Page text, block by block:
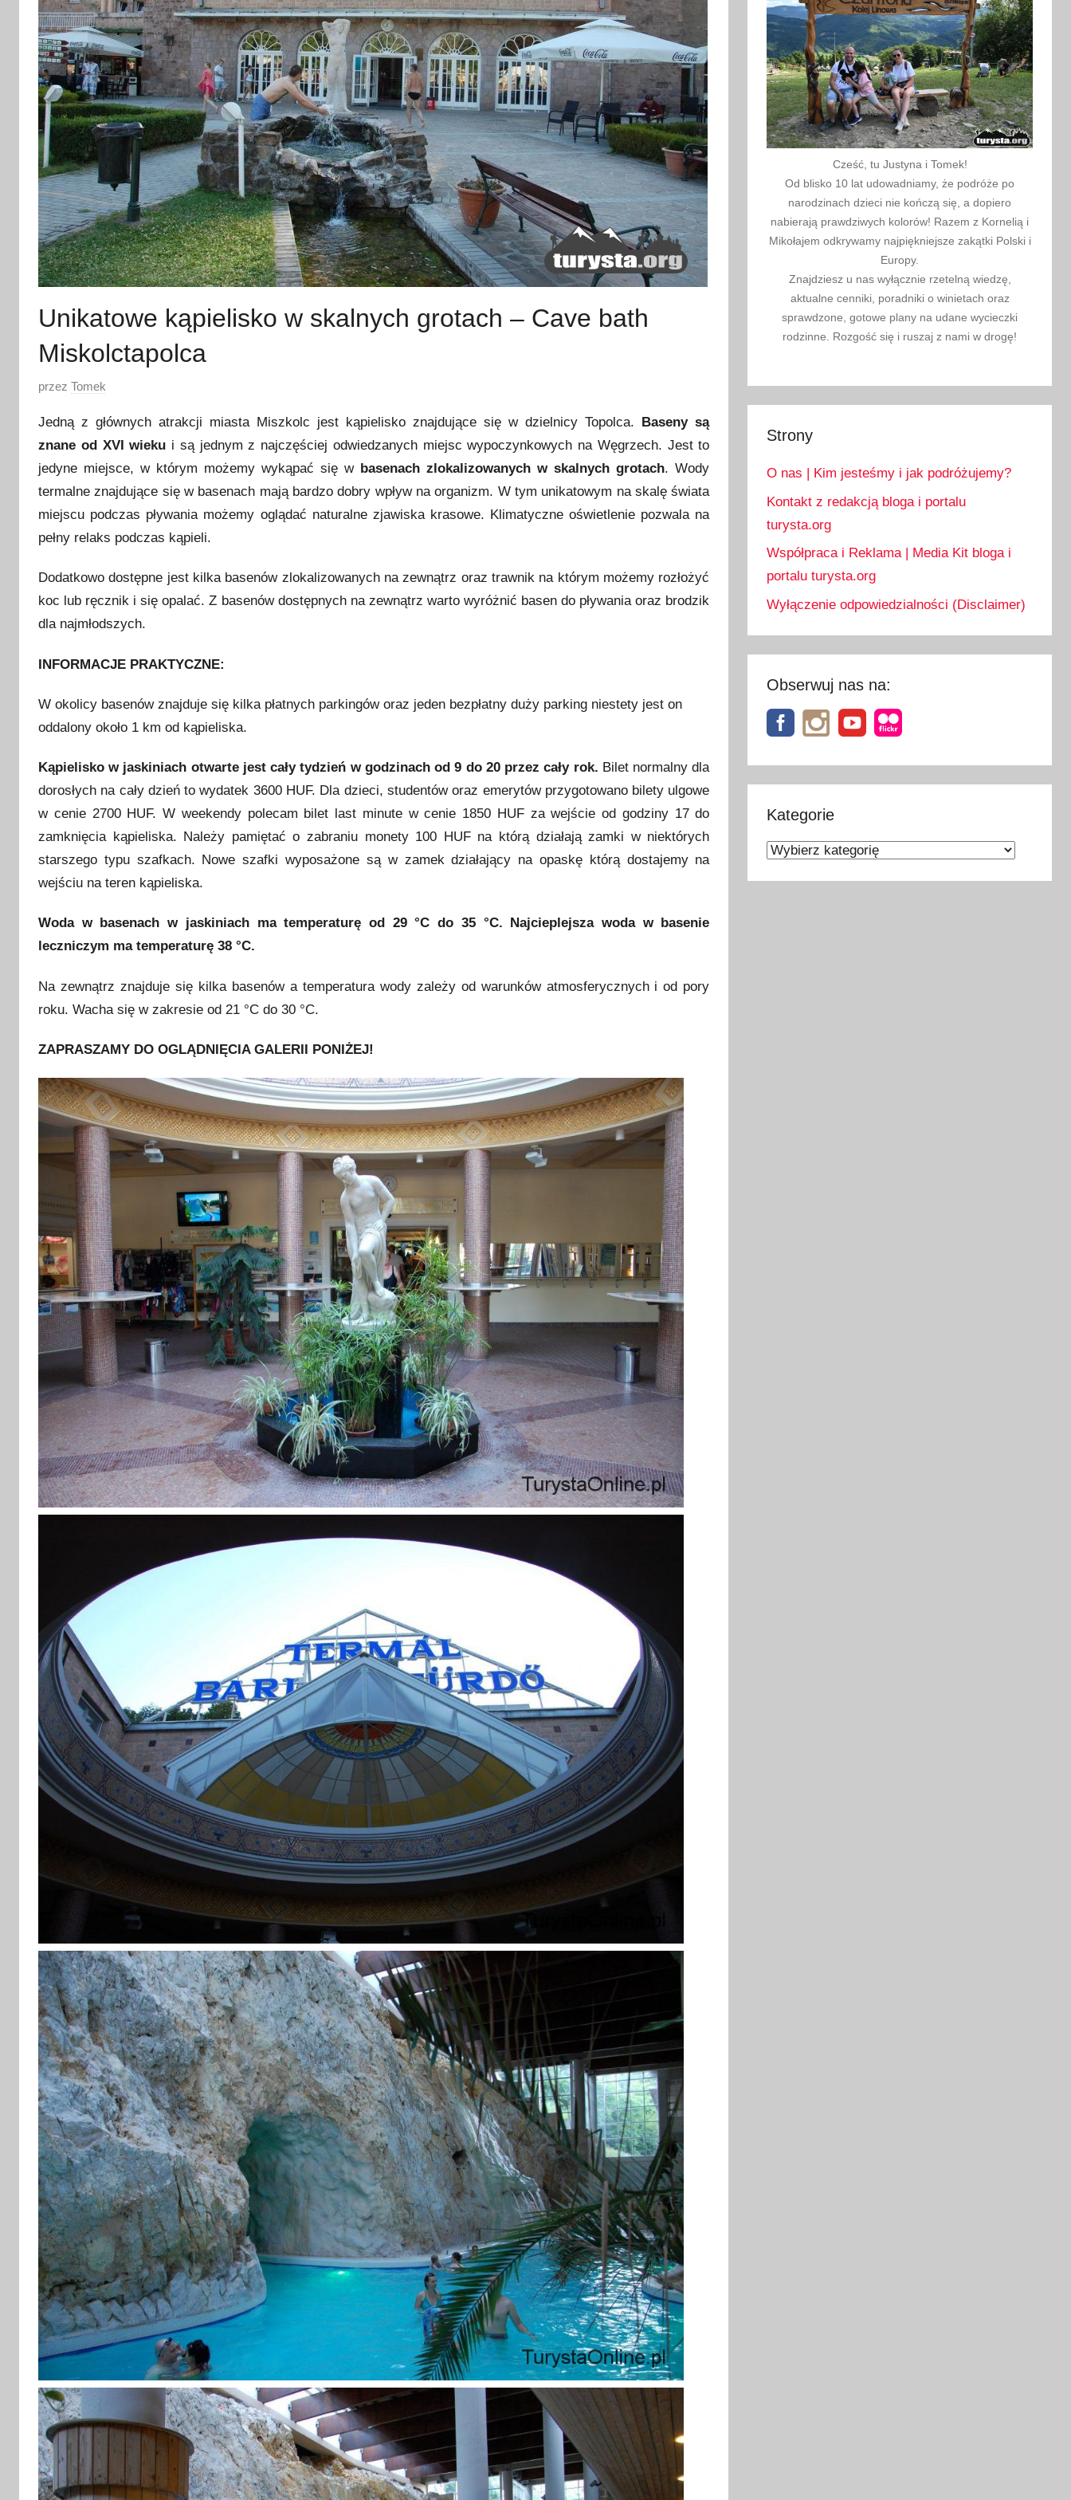
Unikatowe kąpielisko w skalnych grotach – Cave bath
Miskolctapolca
O
u
b
l
i
k
a
n
a
z
r
n
i
k
2
0
6
przez Tomek
Jedną z głównych atrakcji miasta Miszkolc jest kąpielisko znajdujące się w dzielnicy Topolca. Baseny są
znane od XVI wieku i są jednym z najczęściej odwiedzanych miejsc wypoczynkowych na Węgrzech. Jest to
jedyne miejsce, w którym możemy wykąpać się w basenach zlokalizowanych w skalnych grotach. Wody
termalne znajdujące się w basenach mają bardzo dobry wpływ na organizm. W tym unikatowym na skalę świata
miejscu podczas pływania możemy oglądać naturalne zjawiska krasowe. Klimatyczne oświetlenie pozwala na
pełny relaks podczas kąpieli.
Dodatkowo dostępne jest kilka basenów zlokalizowanych na zewnątrz oraz trawnik na którym możemy rozłożyć
koc lub ręcznik i się opalać. Z basenów dostępnych na zewnątrz warto wyróżnić basen do pływania oraz brodzik
dla najmłodszych.
INFORMACJE PRAKTYCZNE:
W okolicy basenów znajduje się kilka płatnych parkingów oraz jeden bezpłatny duży parking niestety jest on
oddalony około 1 km od kąpieliska.
Kąpielisko w jaskiniach otwarte jest cały tydzień w godzinach od 9 do 20 przez cały rok. Bilet normalny dla
dorosłych na cały dzień to wydatek 3600 HUF. Dla dzieci, studentów oraz emerytów przygotowano bilety ulgowe
w cenie 2700 HUF. W weekendy polecam bilet last minute w cenie 1850 HUF za wejście od godziny 17 do
zamknięcia kąpieliska. Należy pamiętać o zabraniu monety 100 HUF na którą działają zamki w niektórych
starszego typu szafkach. Nowe szafki wyposażone są w zamek działający na opaskę którą dostajemy na
wejściu na teren kąpieliska.
Woda w basenach w jaskiniach ma temperaturę od 29 °C do 35 °C. Najcieplejsza woda w basenie
leczniczym ma temperaturę 38 °C.
Na zewnątrz znajduje się kilka basenów a temperatura wody zależy od warunków atmosferycznych i od pory
roku. Wacha się w zakresie od 21 °C do 30 °C.
ZAPRASZAMY DO OGLĄDNIĘCIA GALERII PONIŻEJ!
Cześć, tu Justyna i Tomek!
Od blisko 10 lat udowadniamy, że podróże po
narodzinach dzieci nie kończą się, a dopiero
nabierają prawdziwych kolorów! Razem z Kornelią i
Mikołajem odkrywamy najpiękniejsze zakątki Polski i
Europy.
Znajdziesz u nas wyłącznie rzetelną wiedzę,
aktualne cenniki, poradniki o winietach oraz
sprawdzone, gotowe plany na udane wycieczki
rodzinne. Rozgość się i ruszaj z nami w drogę!
Strony
O nas | Kim jesteśmy i jak podróżujemy?
Kontakt z redakcją bloga i portalu
turysta.org
Współpraca i Reklama | Media Kit bloga i
portalu turysta.org
Wyłączenie odpowiedzialności (Disclaimer)
Obserwuj nas na:
Kategorie
Kategorie